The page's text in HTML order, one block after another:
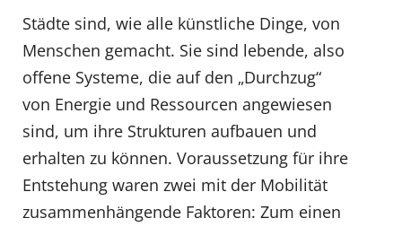
Städte sind, wie alle künstliche Dinge, von
Menschen gemacht. Sie sind lebende, also
offene Systeme, die auf den „Durchzug“
von Energie und Ressourcen angewiesen
sind, um ihre Strukturen aufbauen und
erhalten zu können. Voraussetzung für ihre
Entstehung waren zwei mit der Mobilität
zusammenhängende Faktoren: Zum einen